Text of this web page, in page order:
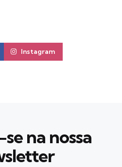
Instagram
na nossa